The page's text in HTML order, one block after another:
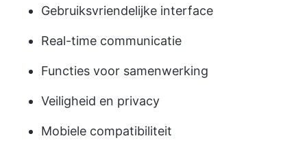
Gebruiksvriendelijke interface
Real-time communicatie
Functies voor samenwerking
Veiligheid en privacy
Mobiele compatibiliteit